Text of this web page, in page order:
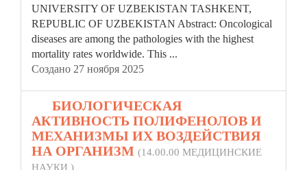
UNIVERSITY OF UZBEKISTAN TASHKENT,
REPUBLIC OF UZBEKISTAN Abstract: Oncological
diseases are among the pathologies with the highest
mortality rates worldwide. This ...
Создано 27 ноября 2025
БИОЛОГИЧЕСКАЯ
АКТИВНОСТЬ ПОЛИФЕНОЛОВ И
МЕХАНИЗМЫ ИХ ВОЗДЕЙСТВИЯ
НА ОРГАНИЗМ (14.00.00 МЕДИЦИНСКИЕ
НАУКИ )